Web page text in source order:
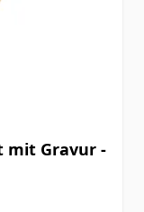
mit Gravur -